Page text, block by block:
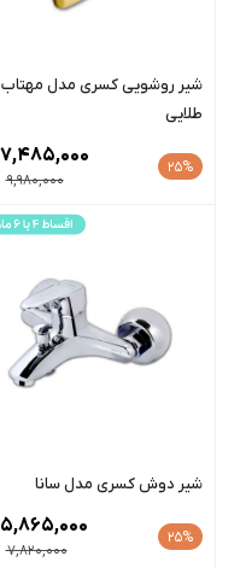
شیر روشویی کسری مدل مهتاب
طلایی
25%
9,980,000
7,485,000
شیر دوش کسری مدل سانا
25%
7,820,000
5,865,000